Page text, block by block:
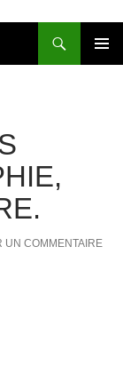
UN COMMENTAIRE